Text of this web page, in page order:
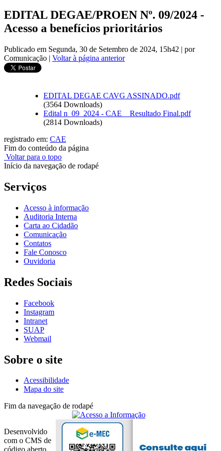
EDITAL DEGAE/PROEN Nº. 09/2024 -
Acesso a benefícios prioritários
Publicado em Segunda, 30 de Setembro de 2024, 15h42 | por
Comunicação | Voltar à página anterior
EDITAL DEGAE CAVG ASSINADO.pdf
(3564 Downloads)
Edital n_09_2024 - CAE _ Resultado Final.pdf
(2814 Downloads)
registrado em: CAE
Fim do conteúdo da página
Voltar para o topo
Início da navegação de rodapé
Serviços
Acesso à informação
Auditoria Interna
Carta ao Cidadão
Comunicação
Contatos
Fale Conosco
Ouvidoria
Redes Sociais
Facebook
Instagram
Intranet
SUAP
Webmail
Sobre o site
Acessibilidade
Mapa do site
Fim da navegação de rodapé
Desenvolvido
com o CMS de